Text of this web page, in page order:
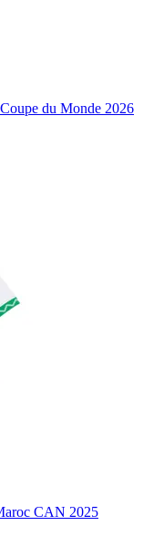
du Monde 2026
CAN 2025